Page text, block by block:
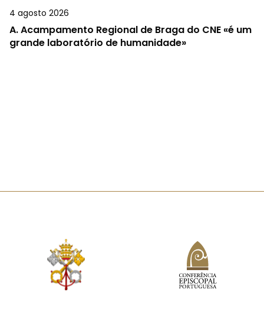
4 agosto 2026
A.Acampamento Regional de Braga do CNE «é um
grande laboratório de humanidade»